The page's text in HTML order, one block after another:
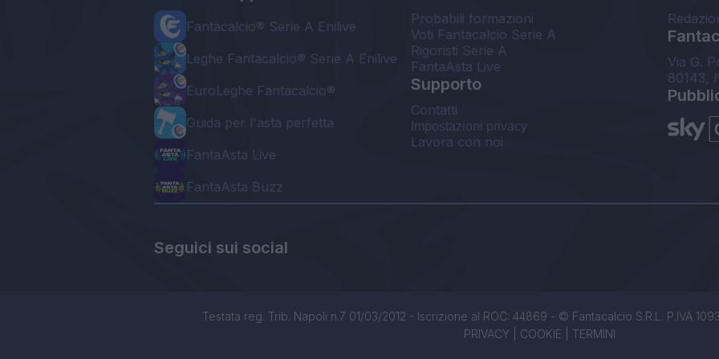
Fantacalcio® Serie A Enilive
Leghe Fantacalcio® Serie A Enilive
EuroLeghe Fantacalcio®
Guida per l'asta perfetta
FantaAsta Live
FantaAsta Buzz
Probabili formazioni
Voti Fantacalcio Serie A
Rigoristi Serie A
FantaAsta Live
Supporto
Contatti
Impostazioni privacy
Lavora con noi
Via G.
80143,
Seguici sui social
Testata reg. Trib. Napoli n.7 01/03/2012 - Iscrizione al ROC: 44869 - © Fantacalcio S.R.L. P.IVA
PRIVACY| COOKIE TERMINI